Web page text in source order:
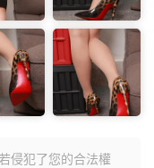
侵犯了您的合法權